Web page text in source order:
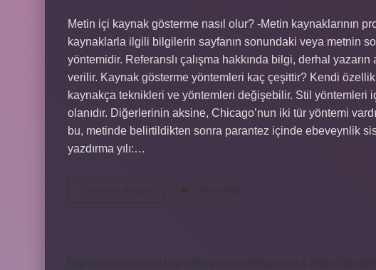
Metin içi kaynak gösterme nasıl olur? -Metin kaynaklarının
kaynaklarla ilgili bilgilerin sayfanın sonundaki veya metnin
yöntemidir. Referanslı çalışma hakkında bilgi, derhal
verilir. Kaynak gösterme yöntemleri kaç çeşittir? Kendi
kaynakça teknikleri ve yöntemleri değişebilir. Stil yöntemleri
olanıdır. Diğerlerinin aksine, Chicago’nun iki tür yöntemi
bu, metinde belirtildikten sonra parantez içinde ebeveynlik
yazdırma yılı:…